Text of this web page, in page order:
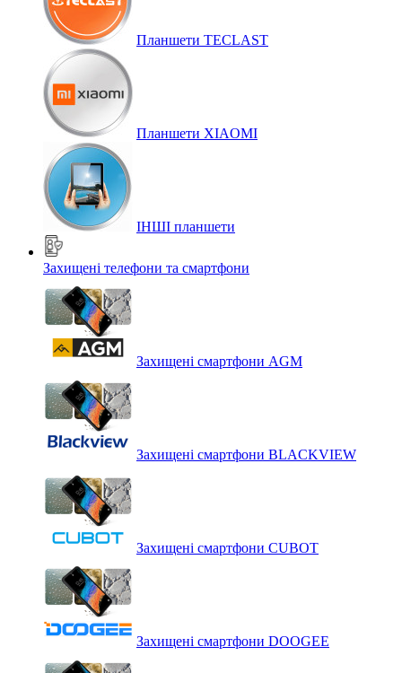
Планшети TECLAST
Планшети XIAOMI
ІНШІ планшети
Захищені телефони та смартфони
Захищені смартфони AGM
Захищені смартфони BLACKVIEW
Захищені смартфони CUBOT
Захищені смартфони DOOGEE